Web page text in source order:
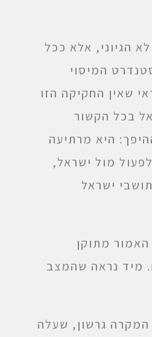
הגיוני, אלא ככל
המיסוי
שאין החקיקה הזו
בכל הקשור
היא מרתיעה
לפעול מול ישראל,
ישראל
האמור מתוקן
. מיד נראה שהמצב
גרשון, שעלה